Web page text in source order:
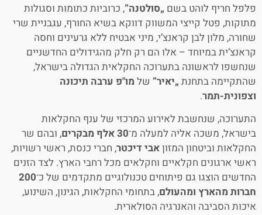
פלפל חריף לוהט בשם „סולטנה”, כרוביות כתומות וסגולות
מתוקות, פטל קייצי המשווק דווקא בשיא החורף, עגבניית שרי
שחורה, מלון לבן קראנצ’י, מיני אבטיח ללא גרעינים וחסה
קראנצ’ית במיוחד – אלו הם רק חלק מהגידולים החדשניים
שנחשפו לראשונה בתערוכה החקלאית הגדולה בישראל,
שהתקיימה בתחנת „יאיר” שלמו"פ ערבה תיכונה
וצפונית-תמר.
התערוכה, שנחשבת לאירוע המרכזי של ענף החקלאות
בישראל, משכה אליה למעלה מ־30 אלף מבקרים
, ובהם שר
החקלאות וביטחון המזוןאבי דיכטר, חברי כנסת, ראשי רשויות,
ראשי ארגונים חקלאיים וחקלאים מכל רחבי הארץ. לצד הזנים
החדשים הוצגו גם פיתוחים טכנולוגיים מתקדמים של כ־200
חברות מהארץ ומהעולם, בתחומי החקלאות, הגינון, השינוע,
איכות הסביבה והאנרגיה הסולארית.